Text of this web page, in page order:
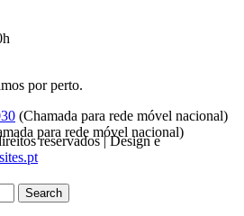
por perto.
(Chamada para rede móvel nacional)
para rede móvel nacional)
reservados | Design e
Search